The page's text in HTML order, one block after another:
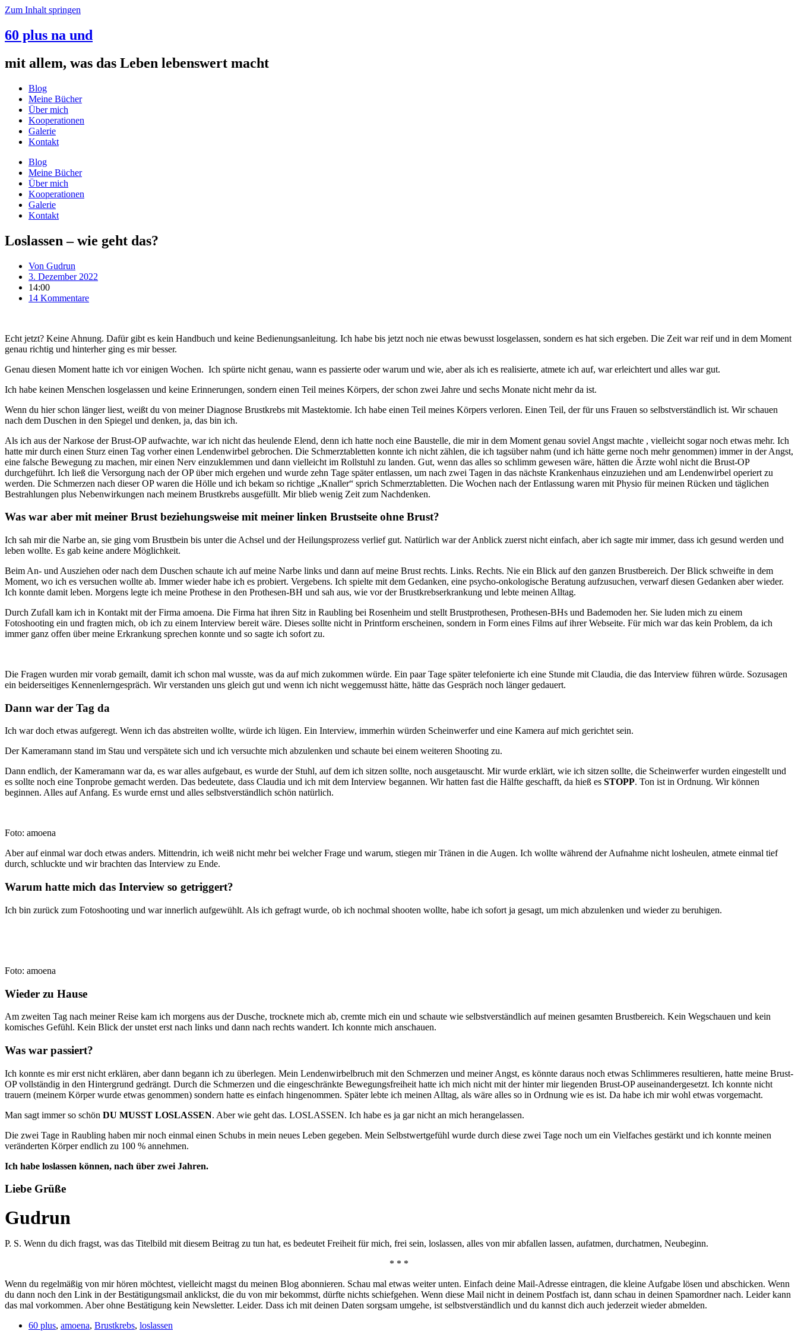
Zum Inhalt springen
60 plus na und
mit allem, was das Leben lebenswert macht
Blog
Meine Bücher
Über mich
Kooperationen
Galerie
Kontakt
Blog
Meine Bücher
Über mich
Kooperationen
Galerie
Kontakt
Loslassen – wie geht das?
Von Gudrun
3. Dezember 2022
14:00
14 Kommentare
Echt jetzt? Keine Ahnung. Dafür gibt es kein Handbuch und keine Bedienungsanleitung. Ich habe bis jetzt noch nie etwas bewusst losgelassen, sondern es hat sich ergeben. Die Zeit war reif und in dem Moment
genau richtig und hinterher ging es mir besser.
Genau diesen Moment hatte ich vor einigen Wochen. Ich spürte nicht genau, wann es passierte oder warum und wie, aber als ich es realisierte, atmete ich auf, war erleichtert und alles war gut.
Ich habe keinen Menschen losgelassen und keine Erinnerungen, sondern einen Teil meines Körpers, der schon zwei Jahre und sechs Monate nicht mehr da ist.
Wenn du hier schon länger liest, weißt du von meiner Diagnose Brustkrebs mit Mastektomie. Ich habe einen Teil meines Körpers verloren. Einen Teil, der für uns Frauen so selbstverständlich ist. Wir schauen
nach dem Duschen in den Spiegel und denken, ja, das bin ich.
Als ich aus der Narkose der Brust-OP aufwachte, war ich nicht das heulende Elend, denn ich hatte noch eine Baustelle, die mir in dem Moment genau soviel Angst machte , vielleicht sogar noch etwas mehr. Ich
hatte mir durch einen Sturz einen Tag vorher einen Lendenwirbel gebrochen. Die Schmerztabletten konnte ich nicht zählen, die ich tagsüber nahm (und ich hätte gerne noch mehr genommen) immer in der Angst,
eine falsche Bewegung zu machen, mir einen Nerv einzuklemmen und dann vielleicht im Rollstuhl zu landen. Gut, wenn das alles so schlimm gewesen wäre, hätten die Ärzte wohl nicht die Brust-OP
durchgeführt. Ich ließ die Versorgung nach der OP über mich ergehen und wurde zehn Tage später entlassen, um nach zwei Tagen in das nächste Krankenhaus einzuziehen und am Lendenwirbel operiert zu
werden. Die Schmerzen nach dieser OP waren die Hölle und ich bekam so richtige „Knaller“ sprich Schmerztabletten. Die Wochen nach der Entlassung waren mit Physio für meinen Rücken und täglichen
Bestrahlungen plus Nebenwirkungen nach meinem Brustkrebs ausgefüllt. Mir blieb wenig Zeit zum Nachdenken.
Was war aber mit meiner Brust beziehungsweise mit meiner linken Brustseite ohne Brust?
Ich sah mir die Narbe an, sie ging vom Brustbein bis unter die Achsel und der Heilungsprozess verlief gut. Natürlich war der Anblick zuerst nicht einfach, aber ich sagte mir immer, dass ich gesund werden und
leben wollte. Es gab keine andere Möglichkeit.
Beim An- und Ausziehen oder nach dem Duschen schaute ich auf meine Narbe links und dann auf meine Brust rechts. Links. Rechts. Nie ein Blick auf den ganzen Brustbereich. Der Blick schweifte in dem
Moment, wo ich es versuchen wollte ab. Immer wieder habe ich es probiert. Vergebens. Ich spielte mit dem Gedanken, eine psycho-onkologische Beratung aufzusuchen, verwarf diesen Gedanken aber wieder.
Ich konnte damit leben. Morgens legte ich meine Prothese in den Prothesen-BH und sah aus, wie vor der Brustkrebserkrankung und lebte meinen Alltag.
Durch Zufall kam ich in Kontakt mit der Firma amoena. Die Firma hat ihren Sitz in Raubling bei Rosenheim und stellt Brustprothesen, Prothesen-BHs und Bademoden her. Sie luden mich zu einem
Fotoshooting ein und fragten mich, ob ich zu einem Interview bereit wäre. Dieses sollte nicht in Printform erscheinen, sondern in Form eines Films auf ihrer Webseite. Für mich war das kein Problem, da ich
immer ganz offen über meine Erkrankung sprechen konnte und so sagte ich sofort zu.
Die Fragen wurden mir vorab gemailt, damit ich schon mal wusste, was da auf mich zukommen würde. Ein paar Tage später telefonierte ich eine Stunde mit Claudia, die das Interview führen würde. Sozusagen
ein beiderseitiges Kennenlerngespräch. Wir verstanden uns gleich gut und wenn ich nicht weggemusst hätte, hätte das Gespräch noch länger gedauert.
Dann war der Tag da
Ich war doch etwas aufgeregt. Wenn ich das abstreiten wollte, würde ich lügen. Ein Interview, immerhin würden Scheinwerfer und eine Kamera auf mich gerichtet sein.
Der Kameramann stand im Stau und verspätete sich und ich versuchte mich abzulenken und schaute bei einem weiteren Shooting zu.
Dann endlich, der Kameramann war da, es war alles aufgebaut, es wurde der Stuhl, auf dem ich sitzen sollte, noch ausgetauscht. Mir wurde erklärt, wie ich sitzen sollte, die Scheinwerfer wurden eingestellt und
es sollte noch eine Tonprobe gemacht werden. Das bedeutete, dass Claudia und ich mit dem Interview begannen. Wir hatten fast die Hälfte geschafft, da hieß es STOPP. Ton ist in Ordnung. Wir können
beginnen. Alles auf Anfang. Es wurde ernst und alles selbstverständlich schön natürlich.
Foto: amoena
Aber auf einmal war doch etwas anders. Mittendrin, ich weiß nicht mehr bei welcher Frage und warum, stiegen mir Tränen in die Augen. Ich wollte während der Aufnahme nicht losheulen, atmete einmal tief
durch, schluckte und wir brachten das Interview zu Ende.
Warum hatte mich das Interview so getriggert?
Ich bin zurück zum Fotoshooting und war innerlich aufgewühlt. Als ich gefragt wurde, ob ich nochmal shooten wollte, habe ich sofort ja gesagt, um mich abzulenken und wieder zu beruhigen.
Foto: amoena
Wieder zu Hause
Am zweiten Tag nach meiner Reise kam ich morgens aus der Dusche, trocknete mich ab, cremte mich ein und schaute wie selbstverständlich auf meinen gesamten Brustbereich. Kein Wegschauen und kein
komisches Gefühl. Kein Blick der unstet erst nach links und dann nach rechts wandert. Ich konnte mich anschauen.
Was war passiert?
Ich konnte es mir erst nicht erklären, aber dann begann ich zu überlegen. Mein Lendenwirbelbruch mit den Schmerzen und meiner Angst, es könnte daraus noch etwas Schlimmeres resultieren, hatte meine Brust-
OP vollständig in den Hintergrund gedrängt. Durch die Schmerzen und die eingeschränkte Bewegungsfreiheit hatte ich mich nicht mit der hinter mir liegenden Brust-OP auseinandergesetzt. Ich konnte nicht
trauern (meinem Körper wurde etwas genommen) sondern hatte es einfach hingenommen. Später lebte ich meinen Alltag, als wäre alles so in Ordnung wie es ist. Da habe ich mir wohl etwas vorgemacht.
Man sagt immer so schön DU MUSST LOSLASSEN. Aber wie geht das. LOSLASSEN. Ich habe es ja gar nicht an mich herangelassen.
Die zwei Tage in Raubling haben mir noch einmal einen Schubs in mein neues Leben gegeben. Mein Selbstwertgefühl wurde durch diese zwei Tage noch um ein Vielfaches gestärkt und ich konnte meinen
veränderten Körper endlich zu 100 % annehmen.
Ich habe loslassen können, nach über zwei Jahren.
Liebe Grüße
Gudrun
P. S. Wenn du dich fragst, was das Titelbild mit diesem Beitrag zu tun hat, es bedeutet Freiheit für mich, frei sein, loslassen, alles von mir abfallen lassen, aufatmen, durchatmen, Neubeginn.
* * *
Wenn du regelmäßig von mir hören möchtest, vielleicht magst du meinen Blog abonnieren. Schau mal etwas weiter unten. Einfach deine Mail-Adresse eintragen, die kleine Aufgabe lösen und abschicken. Wenn
du dann noch den Link in der Bestätigungsmail anklickst, die du von mir bekommst, dürfte nichts schiefgehen. Wenn diese Mail nicht in deinem Postfach ist, dann schau in deinen Spamordner nach. Leider kann
das mal vorkommen. Aber ohne Bestätigung kein Newsletter. Leider. Dass ich mit deinen Daten sorgsam umgehe, ist selbstverständlich und du kannst dich auch jederzeit wieder abmelden.
60 plus, amoena, Brustkrebs, loslassen